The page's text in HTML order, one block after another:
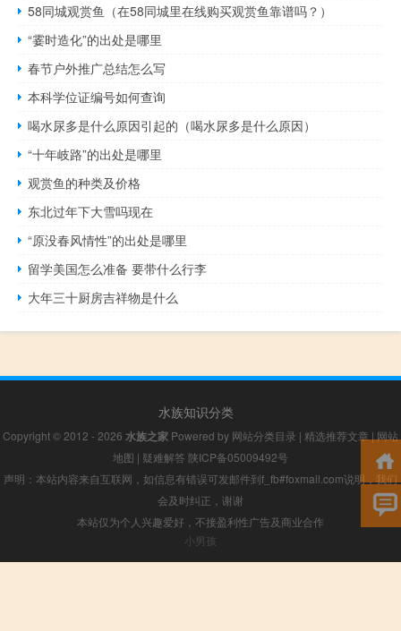
58同城观赏鱼（在58同城里在线购买观赏鱼靠谱吗？）
“霎时造化”的出处是哪里
春节户外推广总结怎么写
本科学位证编号如何查询
喝水尿多是什么原因引起的（喝水尿多是什么原因）
“十年岐路”的出处是哪里
观赏鱼的种类及价格
东北过年下大雪吗现在
“原没春风情性”的出处是哪里
留学美国怎么准备 要带什么行李
大年三十厨房吉祥物是什么
水族知识分类
Copyright © 2012 - 2026 水族之家 Powered by 网站分类目录 | 精选推荐文章 | 网站
地图 | 疑难解答 陕ICP备05009492号
声明：本站内容来自互联网，如信息有错误可发邮件到f_fb#foxmail.com说明，我们
会及时纠正，谢谢
本站仅为个人兴趣爱好，不接盈利性广告及商业合作
小男孩